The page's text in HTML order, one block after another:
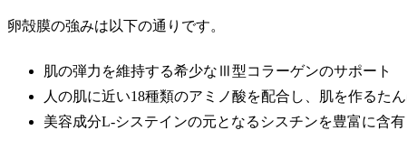
卵殻膜の強みは以下の通りです。
肌の弾力を維持する希少なⅢ型コラーゲンのサポート
人の肌に近い18種類のアミノ酸を配合し、 肌を作るた
美容成分L-システインの元となる シスチンを豊富に含有